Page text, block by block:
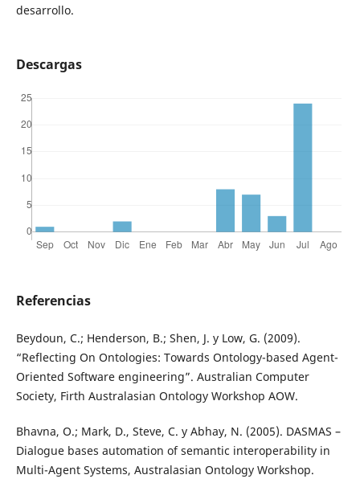
desarrollo.
Descargas
Referencias
Beydoun, C.; Henderson, B.; Shen, J. y Low, G. (2009).
“Reflecting On Ontologies: Towards Ontology-based Agent-
Oriented Software engineering”. Australian Computer
Society, Firth Australasian Ontology Workshop AOW.
Bhavna, O.; Mark, D., Steve, C. y Abhay, N. (2005). DASMAS –
Dialogue bases automation of semantic interoperability in
Multi-Agent Systems, Australasian Ontology Workshop.